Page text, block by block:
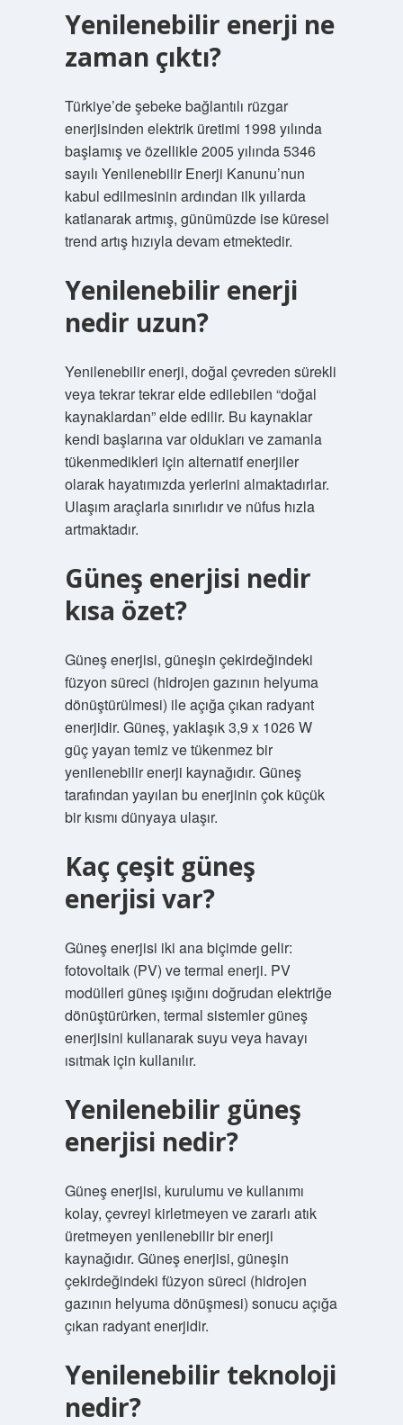
Yenilenebilir enerji ne
zaman çıktı?
Türkiye’de şebeke bağlantılı rüzgar
enerjisinden elektrik üretimi 1998 yılında
başlamış ve özellikle 2005 yılında 5346
sayılı Yenilenebilir Enerji Kanunu’nun
kabul edilmesinin ardından ilk yıllarda
katlanarak artmış, günümüzde ise küresel
trend artış hızıyla devam etmektedir.
Yenilenebilir enerji
nedir uzun?
Yenilenebilir enerji, doğal çevreden sürekli
veya tekrar tekrar elde edilebilen “doğal
kaynaklardan” elde edilir. Bu kaynaklar
kendi başlarına var oldukları ve zamanla
tükenmedikleri için alternatif enerjiler
olarak hayatımızda yerlerini almaktadırlar.
Ulaşım araçlarla sınırlıdır ve nüfus hızla
artmaktadır.
Güneş enerjisi nedir
kısa özet?
Güneş enerjisi, güneşin çekirdeğindeki
füzyon süreci (hidrojen gazının helyuma
dönüştürülmesi) ile açığa çıkan radyant
enerjidir. Güneş, yaklaşık 3,9 x 1026 W
güç yayan temiz ve tükenmez bir
yenilenebilir enerji kaynağıdır. Güneş
tarafından yayılan bu enerjinin çok küçük
bir kısmı dünyaya ulaşır.
Kaç çeşit güneş
enerjisi var?
Güneş enerjisi iki ana biçimde gelir:
fotovoltaik (PV) ve termal enerji. PV
modülleri güneş ışığını doğrudan elektriğe
dönüştürürken, termal sistemler güneş
enerjisini kullanarak suyu veya havayı
ısıtmak için kullanılır.
Yenilenebilir güneş
enerjisi nedir?
Güneş enerjisi, kurulumu ve kullanımı
kolay, çevreyi kirletmeyen ve zararlı atık
üretmeyen yenilenebilir bir enerji
kaynağıdır. Güneş enerjisi, güneşin
çekirdeğindeki füzyon süreci (hidrojen
gazının helyuma dönüşmesi) sonucu açığa
çıkan radyant enerjidir.
Yenilenebilir teknoloji
nedir?